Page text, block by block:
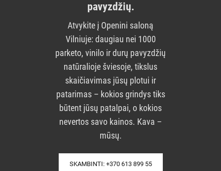
pavyzdžių.
Atvykite į Openini saloną
Vilniuje: daugiau nei 1000
parketo, vinilo ir durų pavyzdžių
natūralioje šviesoje, tikslus
skaičiavimas jūsų plotui ir
patarimas – kokios grindys tiks
būtent jūsų patalpai, o kokios
nevertos savo kainos. Kava –
mūsų.
SKAMBINTI: +370 613 899 55